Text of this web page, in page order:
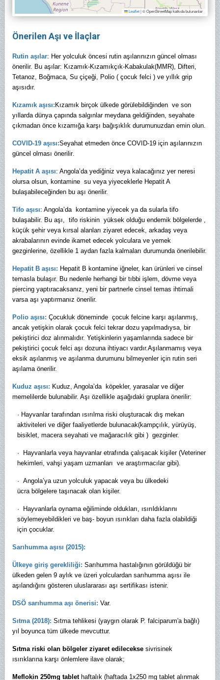
Leaflet|© OpenStreetMap katkıda bulunanlar
Önerilen Aşı ve İlaçlar
Rutin aşılar: Her yolculuk öncesi rutin aşılarınızın güncel olması
önerilir. Bu aşılar: Kızamık-Kızamıkçık-Kabakulak(MMR), Difteri,
Tetanoz, Boğmaca, Su çiçeği, Polio ( çocuk felci ) ve yıllık grip
aşısıdır.
Kızamık aşısı: Kızamık birçok ülkede görülebildiğinden ve son
yıllarda dünya çapında salgınlar meydana geldiğinden, seyahate
çıkmadan önce kızamığa karşı bağışıklık durumunuzdan emin olun.
COVID-19 aşısı:Seyahat etmeden önce COVID-19 için aşılarınızın
güncel olması önerilir.
Hepatit A aşısı: Angola’da yediğiniz veya kalacağınız yer neresi
olursa olsun, kontamine su veya yiyeceklerle Hepatit A
bulaşabileceğinden bu aşı önerilir.
Tifo aşısı: Angola’da kontamine yiyecek ya da sularla tifo
bulaşabilir. Bu aşı, tifo riskinin yüksek olduğu endemik bölgelerde ,
küçük şehir veya kırsal alanları ziyaret edecek, arkadaş veya
akrabalarının evinde ikamet edecek yolculara ve yemek
gezginlerine, özellikle 1 aydan fazla kalmaları durumunda önerilebilir.
Hepatit B aşısı: Hepatit B kontamine iğneler, kan ürünleri ve cinsel
temasla bulaşır. Bu nedenle herhangi bir tıbbi işlem, dövme veya
piercing yaptıracaksanız, yeni bir partnerle cinsel temas ihtimali
varsa aşı yaptırmanız önerilir.
Polio aşısı: Çocukluk döneminde çocuk felcine karşı aşılanmış,
ancak yetişkin olarak çocuk felci tekrar dozu yapılmadıysa, bir
pekiştirici doz alınmalıdır. Yetişkinlerin yaşamlarında sadece bir
pekiştirici çocuk felci aşı dozuna ihtiyacı vardır.Aşılanmamış veya
eksik aşılanmış ve aşılanma durumunu bilmeyenler için rutin seri
aşılama önerilir.
Kuduz aşısı: Kuduz, Angola’da köpekler, yarasalar ve diğer
memelilerde bulunabilir. Aşı özellikle aşağıdaki gruplara önerilir:
· Hayvanlar tarafından ısırılma riski oluşturacak dış mekan
aktiviteleri ve diğer faaliyetlerde bulunacak(kampçılık, yürüyüş,
bisiklet, macera seyahati ve mağaracılık gibi ) gezginler.
· Hayvanlarla veya hayvanlar etrafında çalışacak kişiler (Veteriner
hekimleri, vahşi yaşam uzmanları ve araştırmacılar gibi).
· Angola’ya uzun yolculuk yapacak veya bu ülkedeki
ücra bölgelere taşınacak olan kişiler.
· Hayvanlarla oynama eğiliminde oldukları, ısırıldıklarını
söylemeyebildikleri ve baş- boyun ısırıkları daha fazla olabildiği
için çocuklar.
Sarıhumma aşısı (2015):
Ülkeye giriş gerekliliği: Sarıhumma hastalığının görüldüğü bir
ülkeden gelen 9 aylık ve üzeri yolculardan sarıhumma aşısı ile
aşılandığını gösteren uluslararası aşı sertifikası istenir.
DSÖ sarıhumma aşı önerisi: Var.
Sıtma (2018): Sıtma tehlikesi (yaygın olarak P. falciparum'a bağlı)
yıl boyunca tüm ülkede mevcuttur.
Sıtma riski olan bölgeler ziyaret edilecekse sivrisinek
ısırıklarına karşı önlemlere ilave olarak;
Meflokin 250mg tablethaftalık (haftada 1x250 mg tablet alınmak